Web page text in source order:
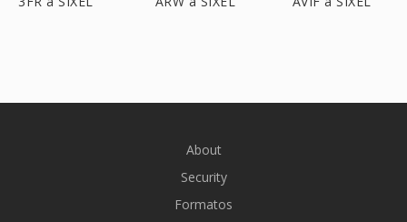
About
Security
Formatos